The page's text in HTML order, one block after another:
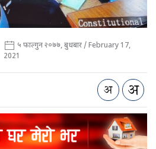
५ फाल्गुन २०७७, बुधबार / February 17,
2021